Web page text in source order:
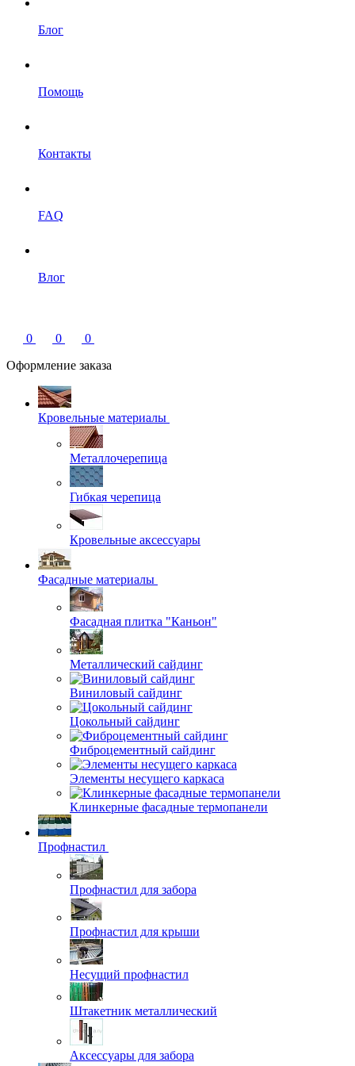
Блог
Помощь
Контакты
FAQ
Влог
0 0
0
Оформление заказа
Кровельные материалы
Металлочерепица
Гибкая черепица
Кровельные аксессуары
Фасадные материалы
Фасадная плитка "Каньон"
Металлический сайдинг
Виниловый сайдинг
Цокольный сайдинг
Фиброцементный сайдинг
Элементы несущего каркаса
Клинкерные фасадные термопанели
Профнастил
Профнастил для забора
Профнастил для крыши
Несущий профнастил
Штакетник металлический
Аксессуары для забора